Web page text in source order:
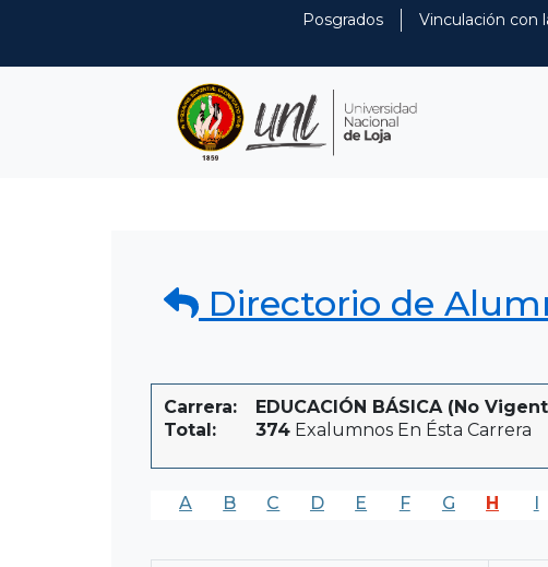
Posgrados Vinculación con
Directorio de
Carrera:
EDUCACIÓN BÁSICA (No
Total:
374 Exalumnos En Ésta Carrera
A B C D E F G H I